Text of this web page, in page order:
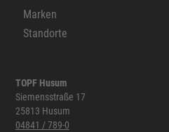
Marken
Standorte
TOPF Husum
Siemensstraße 17
25813 Husum
04841 / 789-0